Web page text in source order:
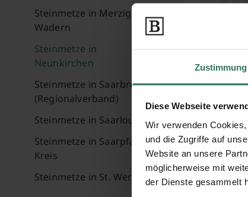
Zustimmung
Diese Webseite
Wir verwenden
und die Zugriffe auf
Website an unsere
möglicherweise mit
der Dienste gesammelt
Steinmetze in Merzig-
Wadern
Steinmetze in
Neunkirchen
Steinmetze in Saarbrücken
(Regionalverband)
Steinmetze in Saarlouis
Steinmetze in Saarpfalz-
Kreis
Steinmetze in St. Wendel